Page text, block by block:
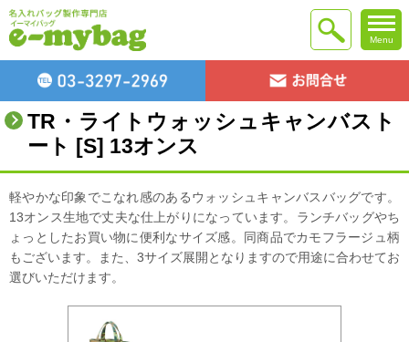
Menu
TR・ライトウォッシュキャンバスト
ート [S] 13オンス
軽やかな印象でこなれ感のあるウォッシュキャンバスバッグです。
13オンス生地で丈夫な仕上がりになっています。ランチバッグやち
ょっとしたお買い物に便利なサイズ感。同商品でカモフラージュ柄
もございます。また、3サイズ展開となりますので用途に合わせてお
選びいただけます。